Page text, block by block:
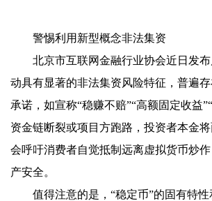
警惕利用新型概念非法集资
北京市互联网金融行业协会近日发
动具有显著的非法集资风险特征，普遍
承诺，如宣称“稳赚不赔”“高额固定收益
资金链断裂或项目方跑路，投资者本金
会呼吁消费者自觉抵制远离虚拟货币炒
产安全。
值得注意的是，“稳定币”的固有特